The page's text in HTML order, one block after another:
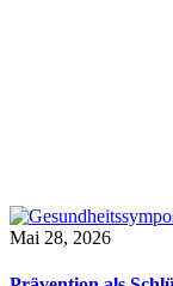
Mai 28, 2026